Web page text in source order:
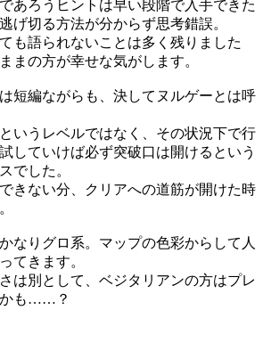
あろうヒントは早い段階で入手できた
げ切る方法が分からず思考錯誤。
も語られないことは多く残りました
まの方が幸せな気がします。
短編ながらも、決してヌルゲーとは呼
いうレベルではなく、その状況下で行
していけば必ず突破口は開けるという
でした。
きない分、クリアへの道筋が開けた時
なりグロ系。マップの色彩からして人
てきます。
は別として、ベジタリアンの方はプレ
かも……？